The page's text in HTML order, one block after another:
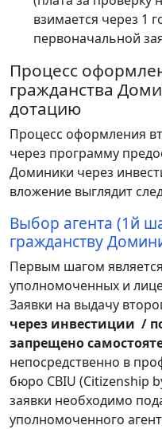
взимается через 1
первоначальной
Процесс
гражданства
дотацию
Процесс оформления
через программу
Доминики через
вложение выглядит
Выбор агента (1й
гражданству
Первым шагом
уполномоченных и
Заявки на выдачу
через инвестиции /
запрещено
непосредственно в
бюро CBIU (Citizenship
заявки необходимо
уполномоченного